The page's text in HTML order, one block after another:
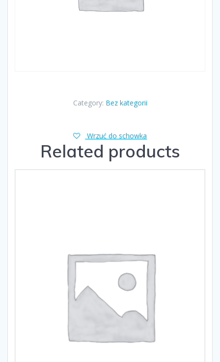
Category: Bez kategorii
Wrzuć do schowka
Related products